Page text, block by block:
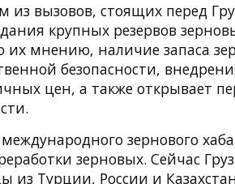
вызовов, стоящих перед
крупных резервов
их мнению, наличие запаса
безопасности,
цен, а также открывает
зернового
зерновых. Сейчас
из Турции, России и